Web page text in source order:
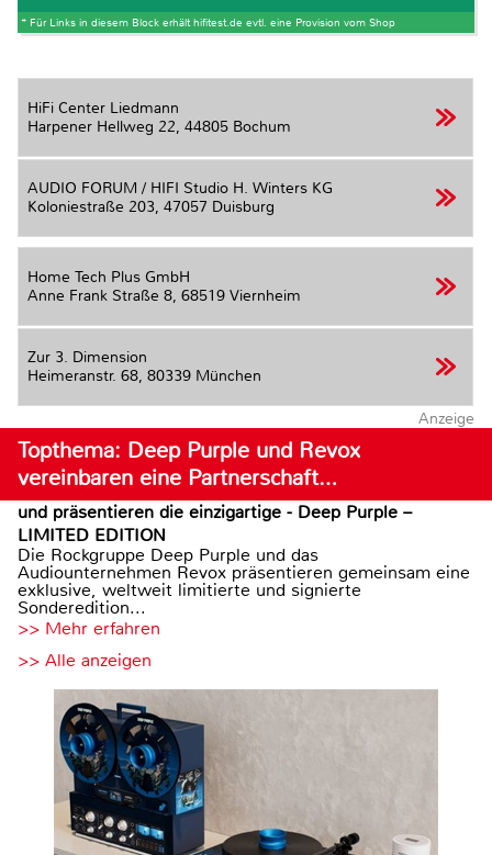
* Für Links in diesem Block erhält hifitest.de evtl. eine Provision vom Shop
HiFi Center Liedmann
Harpener Hellweg 22, 44805 Bochum
AUDIO FORUM / HIFI Studio H. Winters KG
Koloniestraße 203, 47057 Duisburg
Home Tech Plus GmbH
Anne Frank Straße 8, 68519 Viernheim
Zur 3. Dimension
Heimeranstr. 68, 80339 München
Anzeige
Topthema: Deep Purple und Revox
vereinbaren eine Partnerschaft…
und präsentieren die einzigartige - Deep Purple –
LIMITED EDITION
Die Rockgruppe Deep Purple und das
Audiounternehmen Revox präsentieren gemeinsam eine
exklusive, weltweit limitierte und signierte
Sonderedition...
>> Mehr erfahren
>> Alle anzeigen